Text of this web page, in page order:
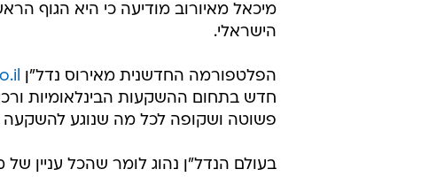
מיכאל מאיורוב מודיעה כי היא הגוף
הישראלי.
הפלטפורמה החדשנית מאירוס נדל"ן
חדש בתחום ההשקעות הבינלאומיות
פשוטה ושקופה לכל מה שנוגע להשקעה
בעולם הנדל"ן נהוג לומר שהכל עניין